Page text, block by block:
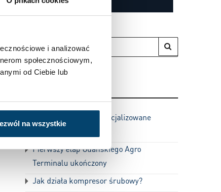
i analizować
społecznościowym,
od Ciebie lub
na wszystkie
AGH uruchamia wyspecjalizowane
Centrum Dronów
Pierwszy etap Gdańskiego Agro
Terminalu ukończony
Jak działa kompresor śrubowy?